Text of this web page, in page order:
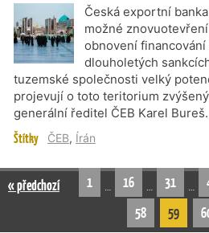
Česká exportní
možné
obnovení
dlouholetých
tuzemské společnosti velký
projevují o toto teritorium
generální ředitel ČEB Karel Bureš.
Štítky ČEB, Írán
« předchozí 1 … 16 … 31 …
58
59